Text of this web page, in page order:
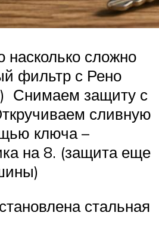
насколько сложно
фильтр с Рено
Снимаем защиту с
сливную
ключа –
на 8. (защита еще
стальная